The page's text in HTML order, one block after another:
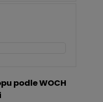
podle WOCH